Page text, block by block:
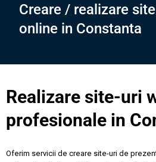
Creare / realizare
online in Constanta
Realizare site-uri
profesionale in
Oferim servicii de creare site-uri de